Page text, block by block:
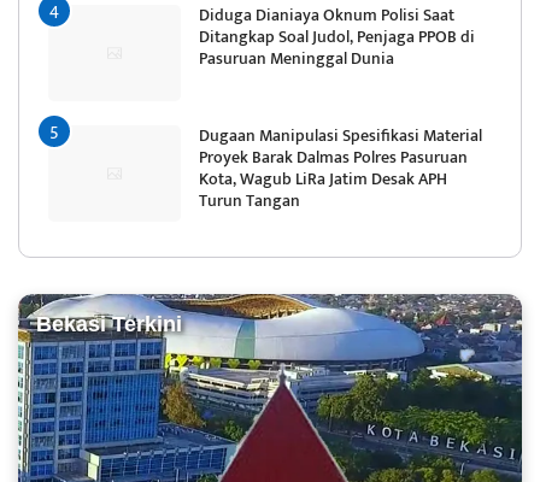
Diduga Dianiaya Oknum Polisi Saat
Ditangkap Soal Judol, Penjaga PPOB di
Pasuruan Meninggal Dunia
Dugaan Manipulasi Spesifikasi Material
Proyek Barak Dalmas Polres Pasuruan
Kota, Wagub LiRa Jatim Desak APH
Turun Tangan
Bekasi Terkini